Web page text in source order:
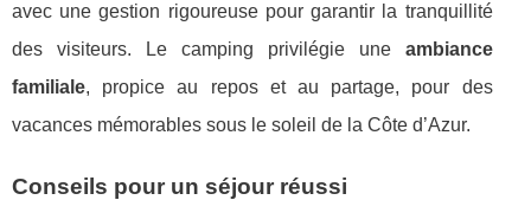
avec une gestion rigoureuse pour garantir la tranquillité
des visiteurs. Le camping privilégie une ambiance
familiale, propice au repos et au partage, pour des
vacances mémorables sous le soleil de la Côte d’Azur.
Conseils pour un séjour réussi